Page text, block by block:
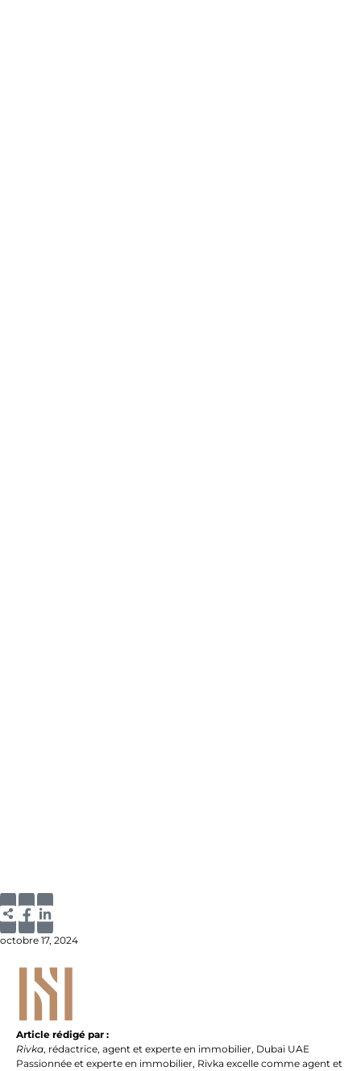
octobre 17, 2024
Article rédigé par :
Rivka, rédactrice, agent et experte en immobilier, Dubai UAE
Passionnée et experte en immobilier, Rivka excelle comme agent et